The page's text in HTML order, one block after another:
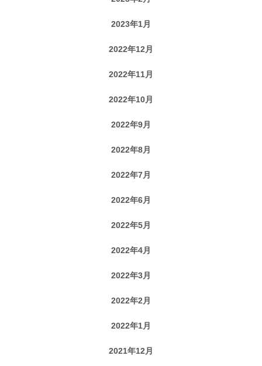
2023年1月
2022年12月
2022年11月
2022年10月
2022年9月
2022年8月
2022年7月
2022年6月
2022年5月
2022年4月
2022年3月
2022年2月
2022年1月
2021年12月